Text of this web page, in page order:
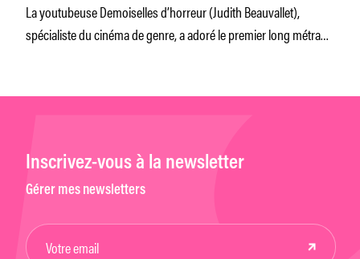
La youtubeuse Demoiselles d’horreur (Judith Beauvallet),
spécialiste du cinéma de genre, a adoré le premier long métrage
Inscrivez-vous à la newsletter
Gérer mes newsletters